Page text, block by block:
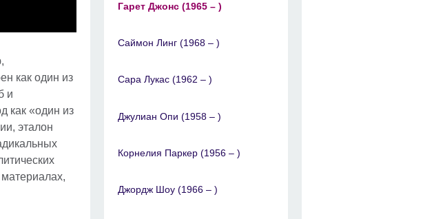
как один из
и
как «один из
эталон
Гарет Джонc (1965 – )
Саймон Линг (1968 – )
Сара Лукас (1962 – )
Джулиан Опи (1958 – )
Корнелия Паркер (1956 – )
Джордж Шоу (1966 – )